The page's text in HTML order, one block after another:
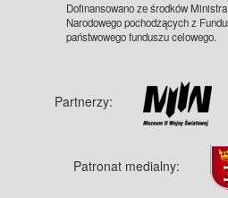
Dofinansowano ze środków
Narodowego pochodzących z
państwowego funduszu celowego.
Partnerzy:
Patronat medialny: